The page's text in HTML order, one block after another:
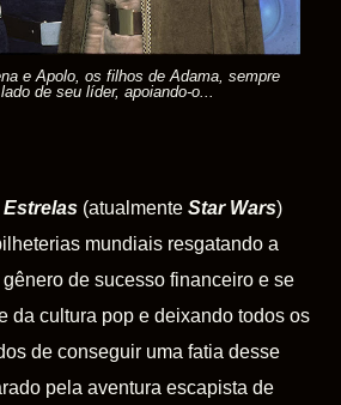
e Apolo, os filhos de Adama, sempre
de seu líder, apoiando-o...
Estrelas (atualmente Star Wars)
mundiais resgatando a
de sucesso financeiro e se
da cultura pop e deixando todos os
de conseguir uma fatia desse
pela aventura escapista de